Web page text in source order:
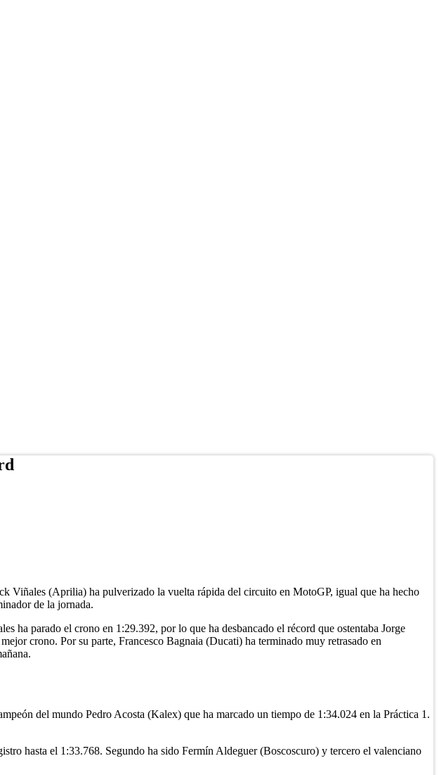
Viñales (Aprilia) ha pulverizado la vuelta rápida del circuito en MotoGP, igual que ha hecho
de la jornada.
ha parado el crono en 1:29.392, por lo que ha desbancado el récord que ostentaba Jorge
crono. Por su parte, Francesco Bagnaia (Ducati) ha terminado muy retrasado en
del mundo Pedro Acosta (Kalex) que ha marcado un tiempo de 1:34.024 en la Práctica 1.
hasta el 1:33.768. Segundo ha sido Fermín Aldeguer (Boscoscuro) y tercero el valenciano